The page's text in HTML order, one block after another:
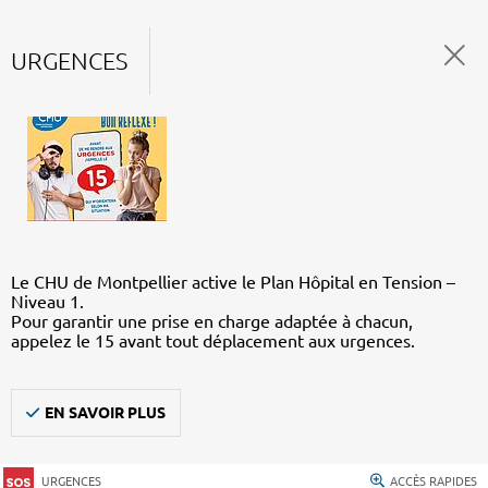
URGENCES
Le CHU de Montpellier active le Plan Hôpital en Tension –
Niveau 1.
Pour garantir une prise en charge adaptée à chacun,
appelez le 15 avant tout déplacement aux urgences.
EN SAVOIR PLUS
URGENCES ACCÈS RAPIDES